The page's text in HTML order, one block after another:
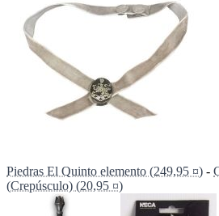
Piedras El Quinto elemento (249,95 ¤) -
(Crepúsculo) (20,95 ¤)